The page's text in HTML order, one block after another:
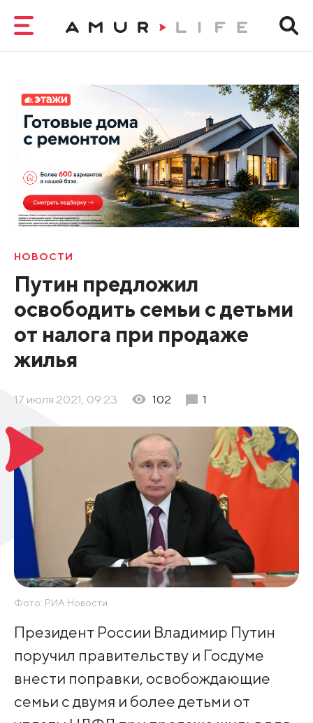
НОВОСТИ
Путин предложил
освободить семьи с детьми
от налога при продаже
жилья
17 июля 2021, 09:23 102 1
Фото: РИА Новости
Президент России Владимир Путин
поручил правительству и Госдуме
внести поправки, освобождающие
семьи с двумя и более детьми от